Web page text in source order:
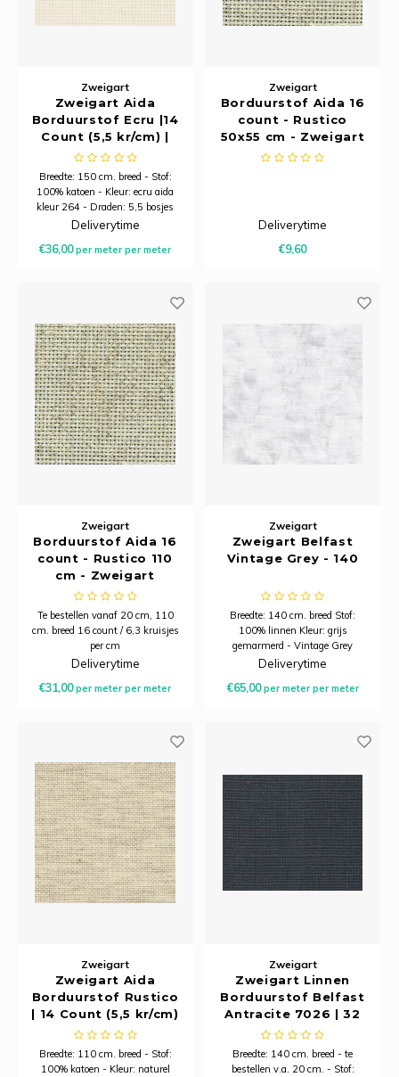
Zweigart
Zweigart Aida
Borduurstof Ecru |14
Count (5,5 kr/cm) |
150 cm Breed
Breedte: 150 cm. breed - Stof:
100% katoen - Kleur: ecru aida
kleur 264 - Draden: 5,5 bosjes
per centimeter Minimale afname
Deliverytime
€36,00per meterper meter
Zweigart
Borduurstof Aida 16
count - Rustico
50x55 cm - Zweigart
Deliverytime
€9,60
Zweigart
Borduurstof Aida 16
count - Rustico 110
cm - Zweigart
Te bestellen vanaf 20 cm, 110
cm. breed 16 count / 6,3 kruisjes
per cm
Deliverytime
€31,00per meterper meter
Zweigart
Zweigart Belfast
Vintage Grey - 140
Breedte: 140 cm. breed Stof:
100% linnen Kleur: grijs
gemarmerd - Vintage Grey
handwerkstof Draden: 12,6
afname is 20 centimeter.
Deliverytime
€65,00per meterper meter
Zweigart
Zweigart Aida
Borduurstof Rustico
| 14 Count (5,5 kr/cm)
| 110 cm Breed
Breedte: 110 cm. breed - Stof:
100% katoen - Kleur: naturel
Zweigart
Zweigart Linnen
Borduurstof Belfast
Antracite 7026 | 32
Count (12,6/cm) | 140
cm Breed
Breedte: 140 cm. breed - te
bestellen v.a. 20 cm. - Stof: